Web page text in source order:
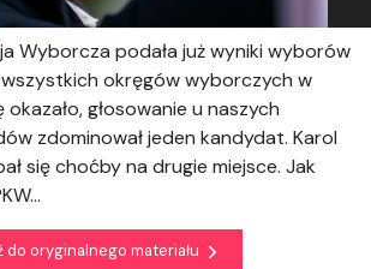
Wyborcza podała już wyniki wyborów
okręgów wyborczych w
okazało, głosowanie u naszych
zdominował jeden kandydat. Karol
się choćby na drugie miejsce. Jak
do oryginalnego materiału